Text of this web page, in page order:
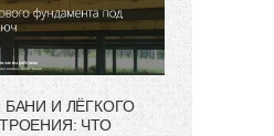
И ЛЁГКОГО
ЧТО